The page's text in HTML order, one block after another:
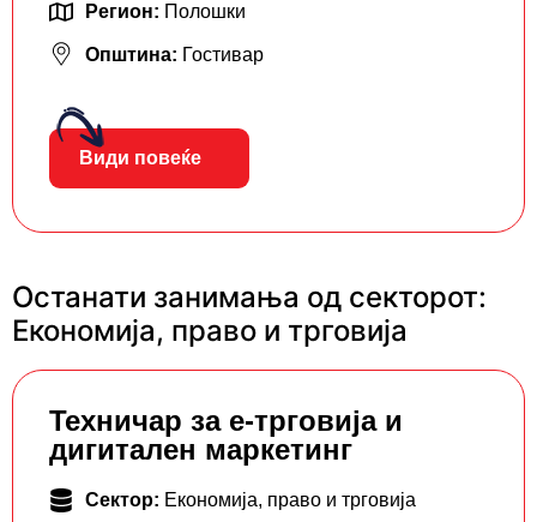
Регион: Полошки
Општина: Гостивар
Види повеќе
Останати занимања од секторот:
Економија, право и трговија
Teхничар за е-трговија и
дигитален маркетинг
Сектор: Економија, право и трговија